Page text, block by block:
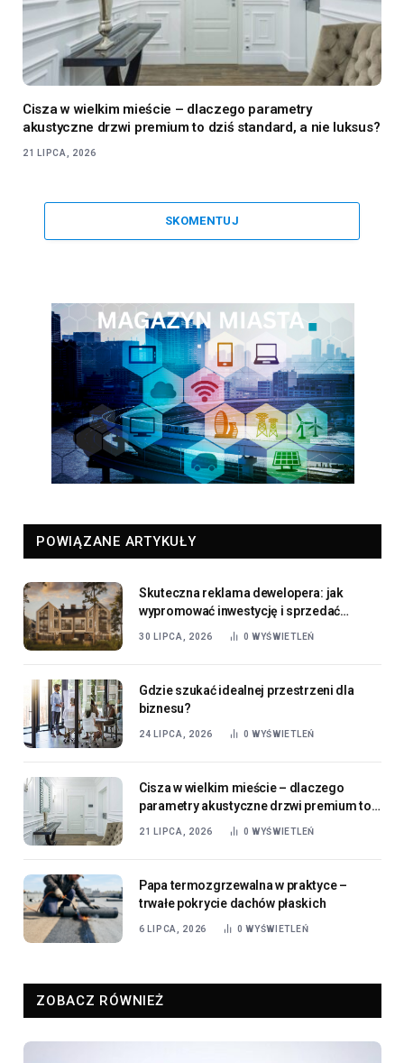
Cisza w wielkim mieście – dlaczego parametry
akustyczne drzwi premium to dziś standard, a nie luksus?
21 LIPCA, 2026
SKOMENTUJ
POWIĄZANE ARTYKUŁY
Skuteczna reklama dewelopera: jak
wypromować inwestycję i sprzedać
30 LIPCA, 2026 0 WYŚWIETLEŃ
Gdzie szukać idealnej przestrzeni dla
biznesu?
24 LIPCA, 2026 0 WYŚWIETLEŃ
Cisza w wielkim mieście – dlaczego
parametry akustyczne drzwi premium to
dziś standard, a nie luksus?
21 LIPCA, 2026 0 WYŚWIETLEŃ
Papa termozgrzewalna w praktyce –
trwałe pokrycie dachów płaskich
6 LIPCA, 2026 0WYŚWIETLEŃ
ZOBACZ RÓWNIEŻ